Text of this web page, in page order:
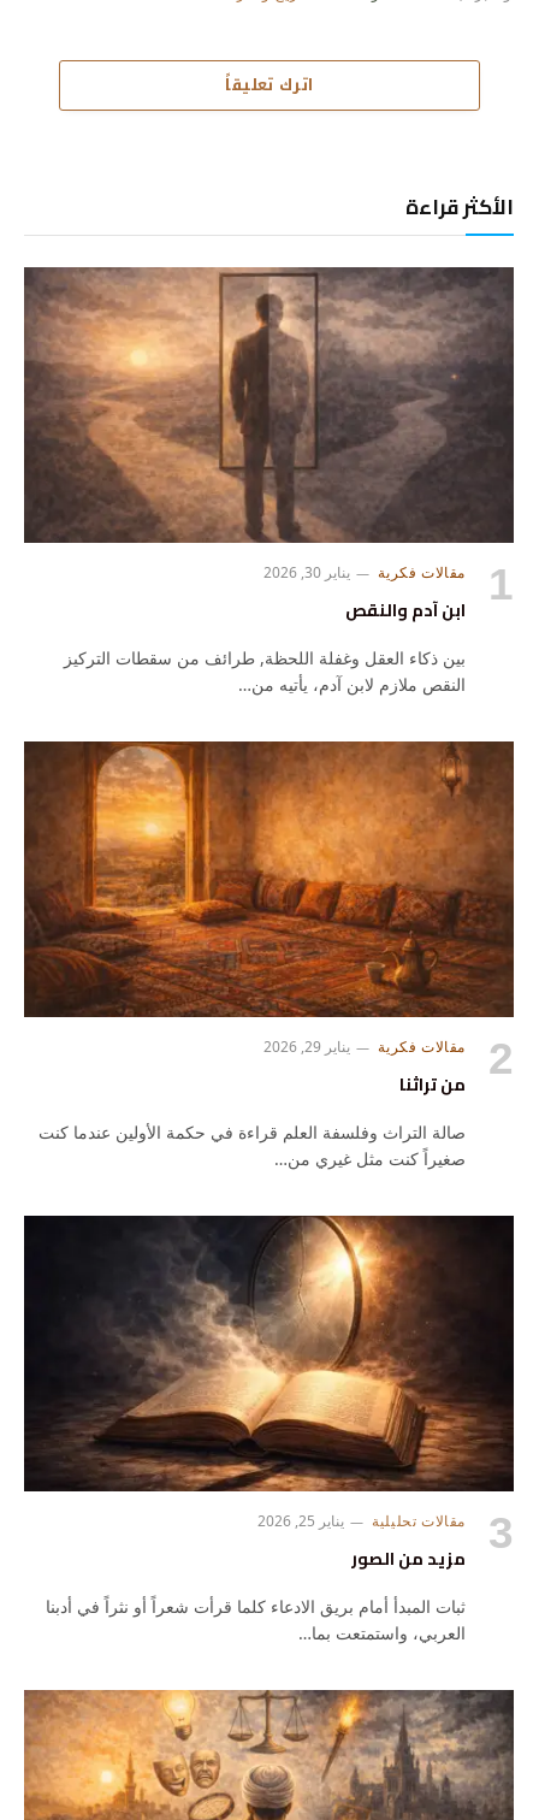
اترك تعليقاً
الأكثر قراءة
مقالات فكرية يناير 30, 2026
ابن آدم والنقص
بين ذكاء العقل وغفلة اللحظة, طرائف من سقطات التركيز
النقص ملازم لابن آدم، يأتيه من…
مقالات فكرية يناير 29, 2026
من تراثنا
صالة التراث وفلسفة العلم قراءة في حكمة الأولين عندما كنت
صغيراً كنت مثل غيري من…
مقالات تحليلية يناير 25, 2026
مزيد من الصور
ثبات المبدأ أمام بريق الادعاء كلما قرأت شعراً أو نثراً في أدبنا
العربي، واستمتعت بما…